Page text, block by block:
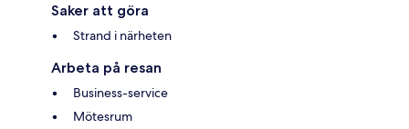
Saker att göra
Strand i närheten
Arbeta på resan
Business-service
Mötesrum